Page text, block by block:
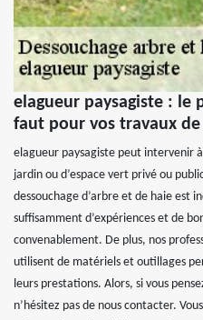
elagueur paysagiste : le
faut pour vos travaux de
elagueur paysagiste peut intervenir
jardin ou d’espace vert privé ou
dessouchage d’arbre et de haie est
suffisamment d’expériences et de
convenablement. De plus, nos
utilisent de matériels et outillages
leurs prestations. Alors, si vous
n’hésitez pas de nous contacter.